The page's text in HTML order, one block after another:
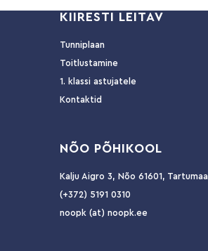
KIIRESTI LEITAV
Tunniplaan
Toitlustamine
1. klassi astujatele
Kontaktid
NÕO PÕHIKOOL
Kalju Aigro 3, Nõo 61601, Tartumaa
(+372) 5191 0310
noopk (at) noopk.ee